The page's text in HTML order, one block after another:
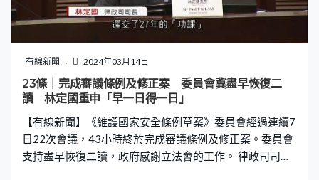
例，這些方面由行政長官會同行政會議訂立附屬法例去執
行，我們希望整個機制比較有前瞻性。」 修正案亦列明國
安委的角色，其他指定人員必須尊重並依法執行國安委的
判斷和決定，多名議員認同做法。新界東北（民建聯）議
員陳克勤：「國安委角色在維護國家安全機制中等於大腦
角色。今次政府將107（A）國安委的判斷及決定加入，更
補。」 為了更好推行國家安全教育，修正案建
有線新聞 2024年03月14日
23條｜完成審議條例及修正案 委員會冀盡早恢復二
讀 林定國重申「早一日得一日」
【有線新聞】《維護國家安全條例草案》委員會經過連續7
日22次會議，43小時終於完成審議條例及修正案。委員會
支持盡早恢復二讀，政府感謝立法會的工作。 律政司司長